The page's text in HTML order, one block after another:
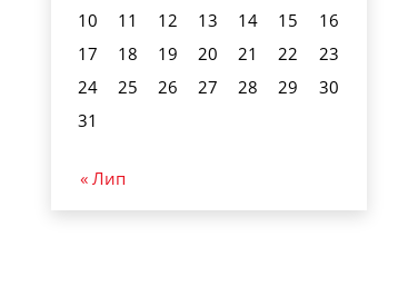
10
11 12 13 14 15
16
17
18 19 20 21 22
23
24
25 26 27 28 29
30
31
« Лип